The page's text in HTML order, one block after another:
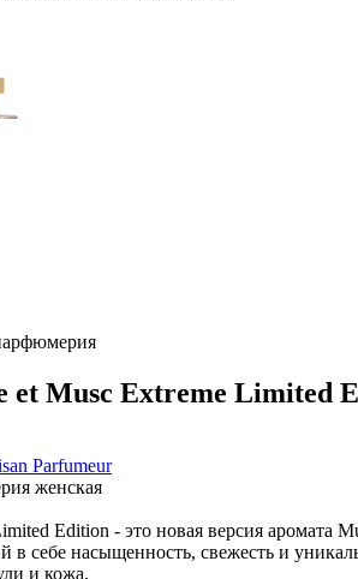
Musc Extreme Limited
Parfumeur
женская
Edition - это новая версия аромата
в себе насыщенность, свежесть и
и кожа.